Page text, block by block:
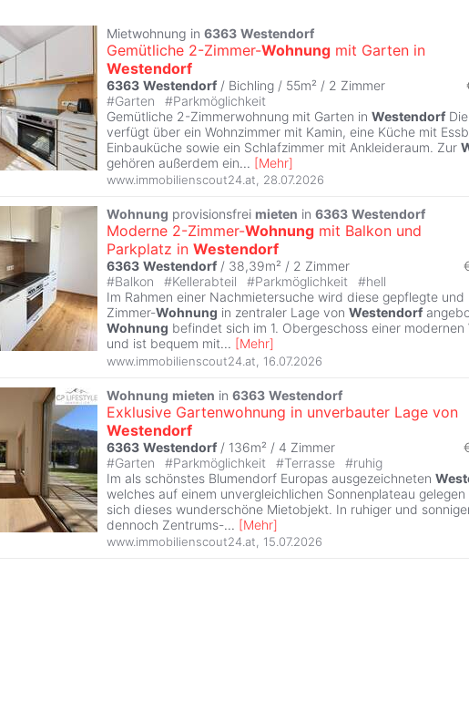
Mietwohnung in 6363 Westendorf
Gemütliche 2-Zimmer-Wohnung mit Garten in
Westendorf
6363 Westendorf / Bichling / 55m² / 2 Zimmer
#Garten #Parkmöglichkeit
Gemütliche 2-Zimmerwohnung mit Garten in Westendorf Die
verfügt über ein Wohnzimmer mit Kamin, eine Küche mit
Einbauküche sowie ein Schlafzimmer mit Ankleideraum. Zur
gehören außerdem ein... [Mehr]
www.immobilienscout24.at, 28.07.2026
Wohnung provisionsfrei mieten in 6363 Westendorf
Moderne 2-Zimmer-Wohnung mit Balkon und
Parkplatz in Westendorf
6363 Westendorf / 38,39m² / 2 Zimmer
#Balkon #Kellerabteil #Parkmöglichkeit #hell
Im Rahmen einer Nachmietersuche wird diese gepflegte
Zimmer-Wohnung in zentraler Lage von Westendorf
Wohnung befindet sich im 1. Obergeschoss einer modernen
und ist bequem mit... [Mehr]
www.immobilienscout24.at 16.07.2026
Wohnung mieten in 6363 Westendorf
Exklusive Gartenwohnung in unverbauter Lage von
Westendorf
6363 Westendorf / 136m² / 4 Zimmer
#Garten #Parkmöglichkeit #Terrasse #ruhig
Im als schönstes Blumendorf Europas ausgezeichneten
welches auf einem unvergleichlichen Sonnenplateau
sich dieses wunderschöne Mietobjekt. In ruhiger und
dennoch Zentrums-... [Mehr]
www.immobilienscout24.at, 15.07.2026